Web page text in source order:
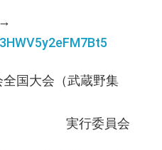
→
国大会（武蔵野集
員会